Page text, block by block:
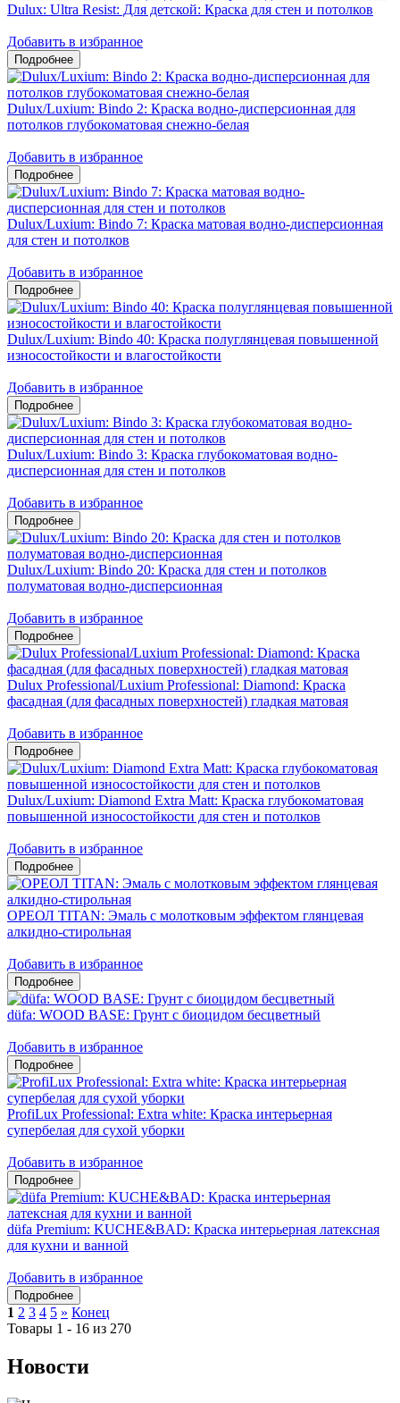
Dulux: Ultra Resist: Для детской: Краска для стен и потолков
Добавить в избранное
Dulux/Luxium: Bindo 2: Краска водно-дисперсионная для
потолков глубокоматовая снежно-белая
Добавить в избранное
Dulux/Luxium: Bindo 7: Краска матовая водно-дисперсионная
для стен и потолков
Добавить в избранное
Dulux/Luxium: Bindo 40: Краска полуглянцевая повышенной
износостойкости и влагостойкости
Добавить в избранное
Dulux/Luxium: Bindo 3: Краска глубокоматовая водно-
дисперсионная для стен и потолков
Добавить в избранное
Dulux/Luxium: Bindo 20: Краска для стен и потолков
полуматовая водно-дисперсионная
Добавить в избранное
Dulux Professional/Luxium Professional: Diamond: Краска
фасадная (для фасадных поверхностей) гладкая матовая
Добавить в избранное
Dulux/Luxium: Diamond Extra Matt: Краска глубокоматовая
повышенной износостойкости для стен и потолков
Добавить в избранное
ОРЕОЛ TITAN: Эмаль с молотковым эффектом глянцевая
алкидно-стирольная
Добавить в избранное
düfa: WOOD BASE: Грунт с биоцидом бесцветный
Добавить в избранное
ProfiLux Professional: Extra white: Краска интерьерная
супербелая для сухой уборки
Добавить в избранное
düfa Premium: KUCHE&BAD: Краска интерьерная латексная
для кухни и ванной
Добавить в избранное
1 2 3 4 5 » Конец
Товары 1 - 16 из 270
Новости